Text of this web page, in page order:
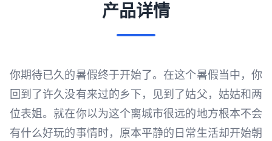
产品详情
你期待已久的暑假终于开始了。在这个暑假当中，你
回到了许久没有来过的乡下，见到了姑父，姑姑和两
位表姐。就在你以为这个离城市很远的地方根本不会
有什么好玩的事情时，原本平静的日常生活却开始朝